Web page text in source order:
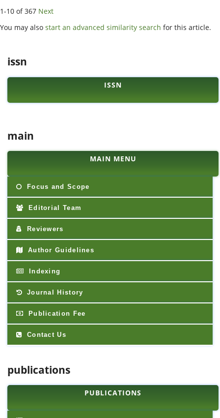
1-10 of 367 Next
You may also start an advanced similarity search for this article.
issn
ISSN
main
MAIN MENU
Focus and Scope
Editorial Team
Reviewers
Author Guidelines
Indexing
Journal History
Publication Fee
Contact Us
publications
PUBLICATIONS